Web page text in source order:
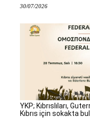
30/07/2026
YKP; Kıbrıslıları,
Kıbrıs için sokakta